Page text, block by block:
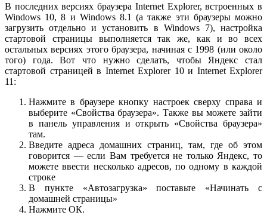
В последних версиях браузера Internet Explorer, встроенных в
Windows 10, 8 и Windows 8.1 (а также эти браузеры можно
загрузить отдельно и установить в Windows 7), настройка
стартовой страницы выполняется так же, как и во всех
остальных версиях этого браузера, начиная с 1998 (или около
того) года. Вот что нужно сделать, чтобы Яндекс стал
стартовой страницей в Internet Explorer 10 и Internet Explorer
11:
Нажмите в браузере кнопку настроек сверху справа и
выберите «Свойства браузера». Также вы можете зайти
в панель управления и открыть «Свойства браузера»
там.
Введите адреса домашних страниц, там, где об этом
говорится — если Вам требуется не только Яндекс, то
можете ввести несколько адресов, по одному в каждой
строке
В пункте «Автозагрузка» поставьте «Начинать с
домашней страницы»
Нажмите ОК.